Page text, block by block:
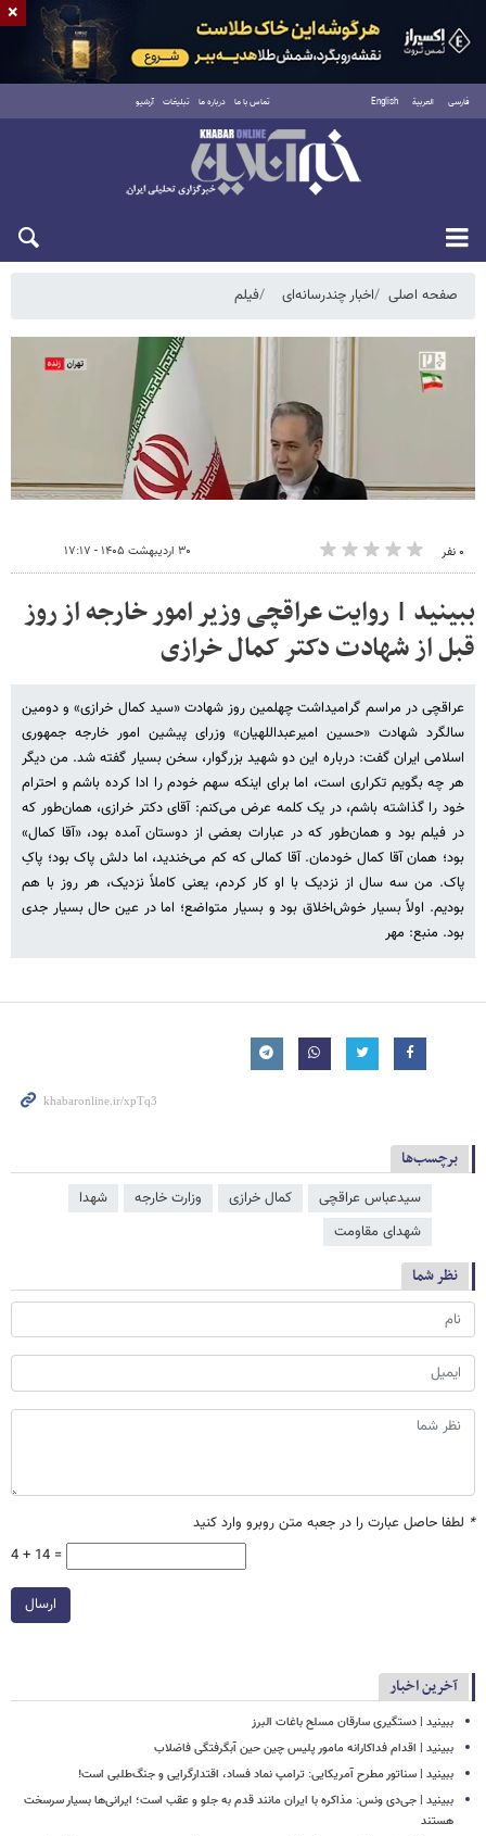
فارسی العربية English تماس با ما درباره ما تبلیغات آرشیو
پنجشنبه ۱۵ مرداد ۱۴۰۵
صفحه اصلی اخبار چندرسانه‌ای فیلم
۰ نفر ۳۰ اردیبهشت ۱۴۰۵ - ۱۷:۱۷
ببینید | روایت عراقچی وزیر امور خارجه از روز
قبل از شهادت دکتر کمال خرازی
عراقچی در مراسم گرامیداشت چهلمین روز شهادت «سید کمال خرازی» و دومین
سالگرد شهادت «حسین امیرعبداللهیان» وزرای پیشین امور خارجه جمهوری
اسلامی ایران گفت: درباره این دو شهید بزرگوار، سخن بسیار گفته شد. من دیگر
هر چه بگویم تکراری است، اما برای اینکه سهم خودم را ادا کرده باشم و احترام
خود را گذاشته باشم، در یک کلمه عرض می‌کنم: آقای دکتر خرازی، همان‌طور که
در فیلم بود و همان‌طور که در عبارات بعضی از دوستان آمده بود، «آقا کمال»
بود؛ همان آقا کمال خودمان. آقا کمالی که کم می‌خندید، اما دلش پاک بود؛ پاکِ
پاک. من سه سال از نزدیک با او کار کردم، یعنی کاملاً نزدیک، هر روز با هم
بودیم. اولاً بسیار خوش‌اخلاق بود و بسیار متواضع؛ اما در عین حال بسیار جدی
بود. منبع: مهر
برچسب‌ها
سیدعباس عراقچی کمال خرازی وزارت خارجه
شهدا
شهدای مقاومت
نظر شما
* لطفا حاصل عبارت را در جعبه متن روبرو وارد کنید
4 + 14 =
ارسال
آخرین اخبار
ببینید | دستگیری سارقان مسلح باغات البرز
ببینید | اقدام فداکارانه مامور پلیس چین حین آبگرفتگی فاضلاب
ببینید | سناتور مطرح آمریکایی: ترامپ نماد فساد، اقتدارگرایی و جنگ‌طلبی است!
ببینید | جی‌دی ونس: مذاکره با ایران مانند قدم به جلو و عقب است؛ ایرانی‌ها بسیار سرسخت
هستند
×